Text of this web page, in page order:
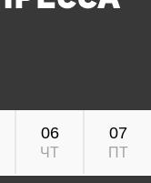
06
ЧТ
07
ПТ